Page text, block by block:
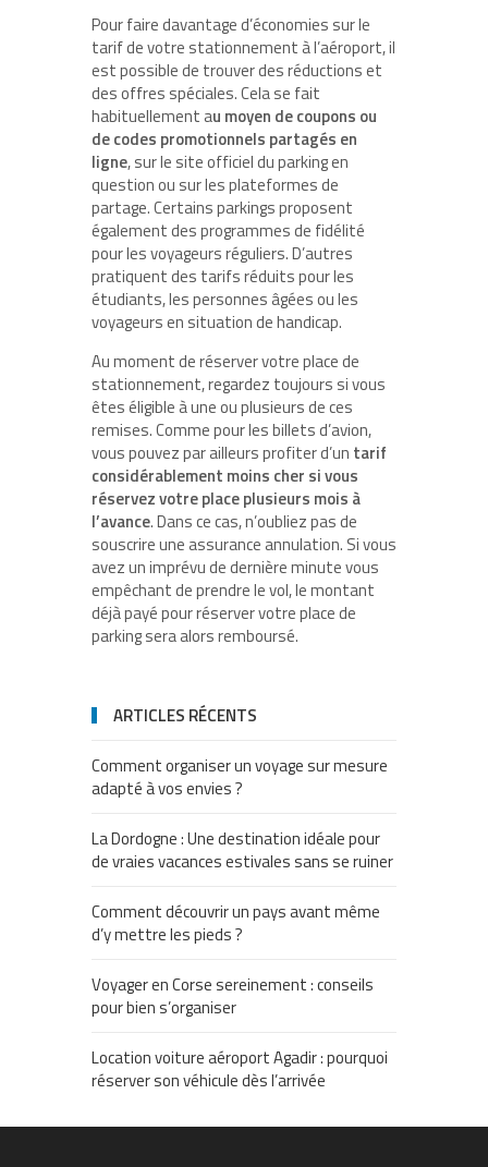
Pour faire davantage d’économies sur le
tarif de votre stationnement à l’aéroport, il
est possible de trouver des réductions et
des offres spéciales. Cela se fait
habituellement au moyen de coupons ou
de codes promotionnels partagés en
ligne, sur le site officiel du parking en
question ou sur les plateformes de
partage. Certains parkings proposent
également des programmes de fidélité
pour les voyageurs réguliers. D’autres
pratiquent des tarifs réduits pour les
étudiants, les personnes âgées ou les
voyageurs en situation de handicap.
Au moment de réserver votre place de
stationnement, regardez toujours si vous
êtes éligible à une ou plusieurs de ces
remises. Comme pour les billets d’avion,
vous pouvez par ailleurs profiter d’un tarif
considérablement moins cher si vous
réservez votre place plusieurs mois à
l’avance. Dans ce cas, n’oubliez pas de
souscrire une assurance annulation. Si vous
avez un imprévu de dernière minute vous
empêchant de prendre le vol, le montant
déjà payé pour réserver votre place de
parking sera alors remboursé.
ARTICLES RÉCENTS
Comment organiser un voyage sur mesure
adapté à vos envies ?
La Dordogne : Une destination idéale pour
de vraies vacances estivales sans se ruiner
Comment découvrir un pays avant même
d’y mettre les pieds ?
Voyager en Corse sereinement : conseils
pour bien s’organiser
Location voiture aéroport Agadir : pourquoi
réserver son véhicule dès l’arrivée